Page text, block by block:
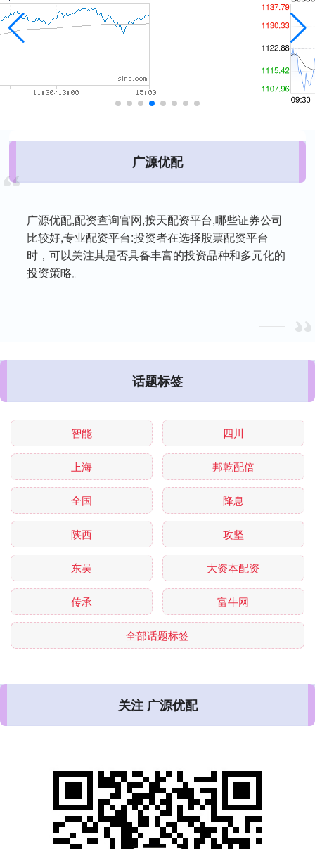
广源优配
广源优配,配资查询官网,按天配资平台,哪些证券公司
比较好,专业配资平台:投资者在选择股票配资平台
时，可以关注其是否具备丰富的投资品种和多元化的
投资策略。
话题标签
智能 四川
上海 邦乾配倍
全国 降息
陕西 攻坚
东吴 大资本配资
传承 富牛网
全部话题标签
关注 广源优配